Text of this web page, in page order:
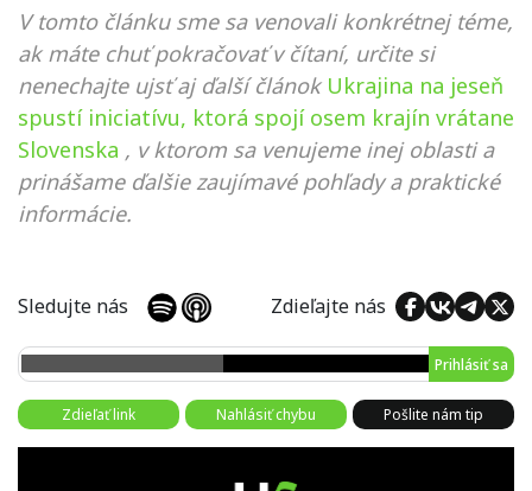
V tomto článku sme sa venovali konkrétnej téme,
ak máte chuť pokračovať v čítaní, určite si
nenechajte ujsť aj ďalší článok Ukrajina na jeseň
spustí iniciatívu, ktorá spojí osem krajín vrátane
Slovenska , v ktorom sa venujeme inej oblasti a
prinášame ďalšie zaujímavé pohľady a praktické
informácie.
Sledujte nás Zdieľajte nás
Prihlásiť sa
Zdieľať link Nahlásiť chybu Pošlite nám tip